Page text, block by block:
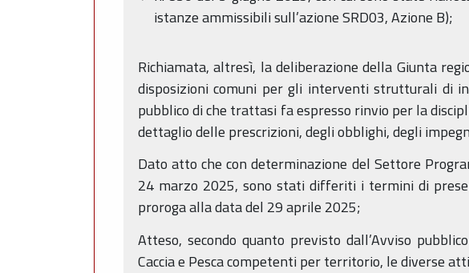
istanze ammissibili sull’azione SRD03, Azione B);
Richiamata, altresì, la deliberazione della Giunta
disposizioni comuni per gli interventi strutturali di
pubblico di che trattasi fa espresso rinvio per la
dettaglio delle prescrizioni, degli obblighi, degli
Dato atto che con determinazione del Settore
24 marzo 2025, sono stati differiti i termini di
proroga alla data del 29 aprile 2025;
Atteso, secondo quanto previsto dall’Avviso
Caccia e Pesca competenti per territorio, le diverse